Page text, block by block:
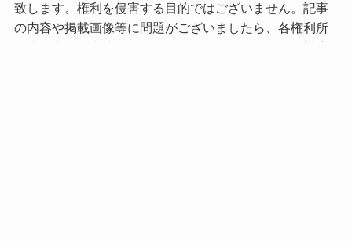
致します。権利を侵害する目的ではございません。記事
の内容や掲載画像等に問題がございましたら、各権利所
有者様本人が直接メールでご連絡下さい。確認後、対応